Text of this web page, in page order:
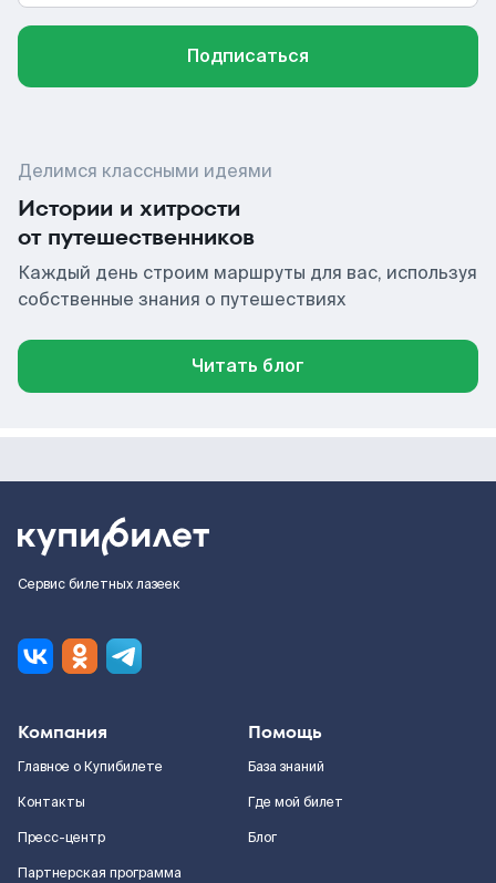
Подписаться
Делимся классными идеями
Истории и хитрости
от путешественников
Каждый день строим маршруты для вас, используя
собственные знания о путешествиях
Читать блог
Сервис билетных лазеек
Компания
Главное о Купибилете
Контакты
Пресс-центр
Партнерская программа
Помощь
База знаний
Где мой билет
Блог